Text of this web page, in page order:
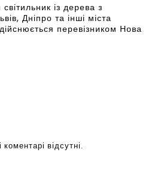
із дерева з
Дніпро та інші міста
перевізником Нова
коментарі відсутні.